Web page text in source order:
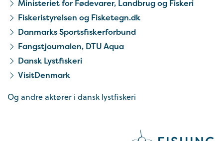
Ministeriet for Fødevarer, Landbrug og Fiskeri
Fiskeristyrelsen og Fisketegn.dk
Danmarks Sportsfiskerforbund
Fangstjournalen, DTU Aqua
Dansk Lystfiskeri
VisitDenmark
Og andre aktører i dansk lystfiskeri